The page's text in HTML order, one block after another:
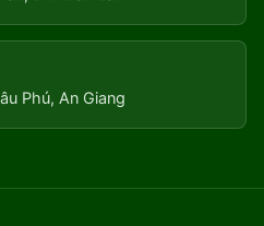
Phú, An Giang